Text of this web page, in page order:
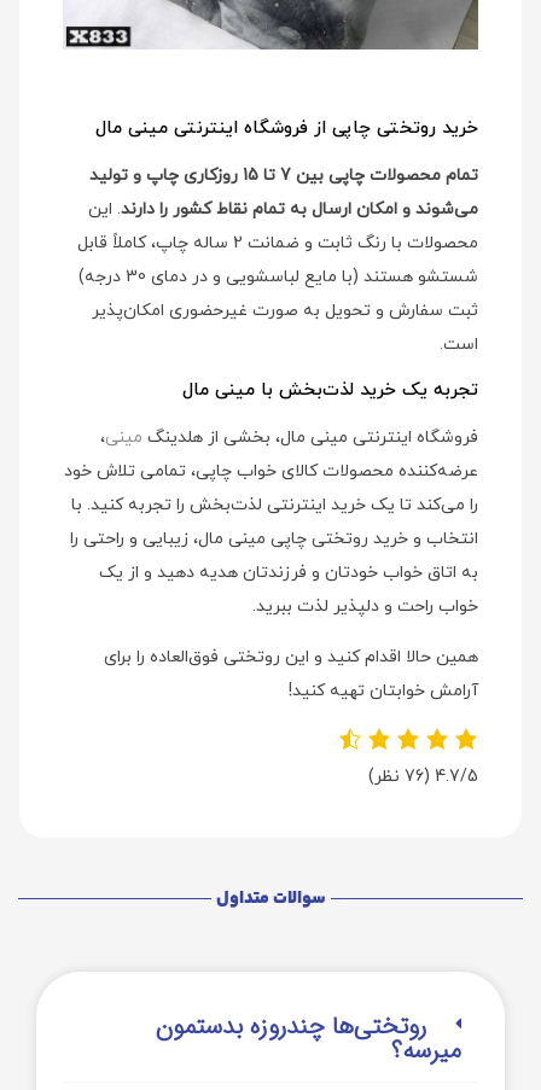
خرید روتختی چاپی از فروشگاه اینترنتی مینی مال
تمام محصولات چاپی بین 7 تا 15 روزکاری چاپ و تولید
می‌شوند و امکان ارسال به تمام نقاط کشور را دارند. این
محصولات با رنگ ثابت و ضمانت 2 ساله چاپ، کاملاً قابل
شستشو هستند (با مایع لباسشویی و در دمای 30 درجه)
ثبت سفارش و تحویل به صورت غیرحضوری امکان‌پذیر
است.
تجربه یک خرید لذت‌بخش با مینی مال
فروشگاه اینترنتی مینی مال، بخشی از هلدینگ مینی،
عرضه‌کننده محصولات کالای خواب چاپی، تمامی تلاش خود
را می‌کند تا یک خرید اینترنتی لذت‌بخش را تجربه کنید. با
انتخاب و خرید روتختی چاپی مینی مال، زیبایی و راحتی را
به اتاق خواب خودتان و فرزندتان هدیه دهید و از یک
خواب راحت و دلپذیر لذت ببرید.
همین حالا اقدام کنید و این روتختی فوق‌العاده را برای
آرامش خوابتان تهیه کنید!
4.7/5 (76 نظر)
سوالات متداول
روتختی‌‌ها چندروزه بدستمون
میرسه؟